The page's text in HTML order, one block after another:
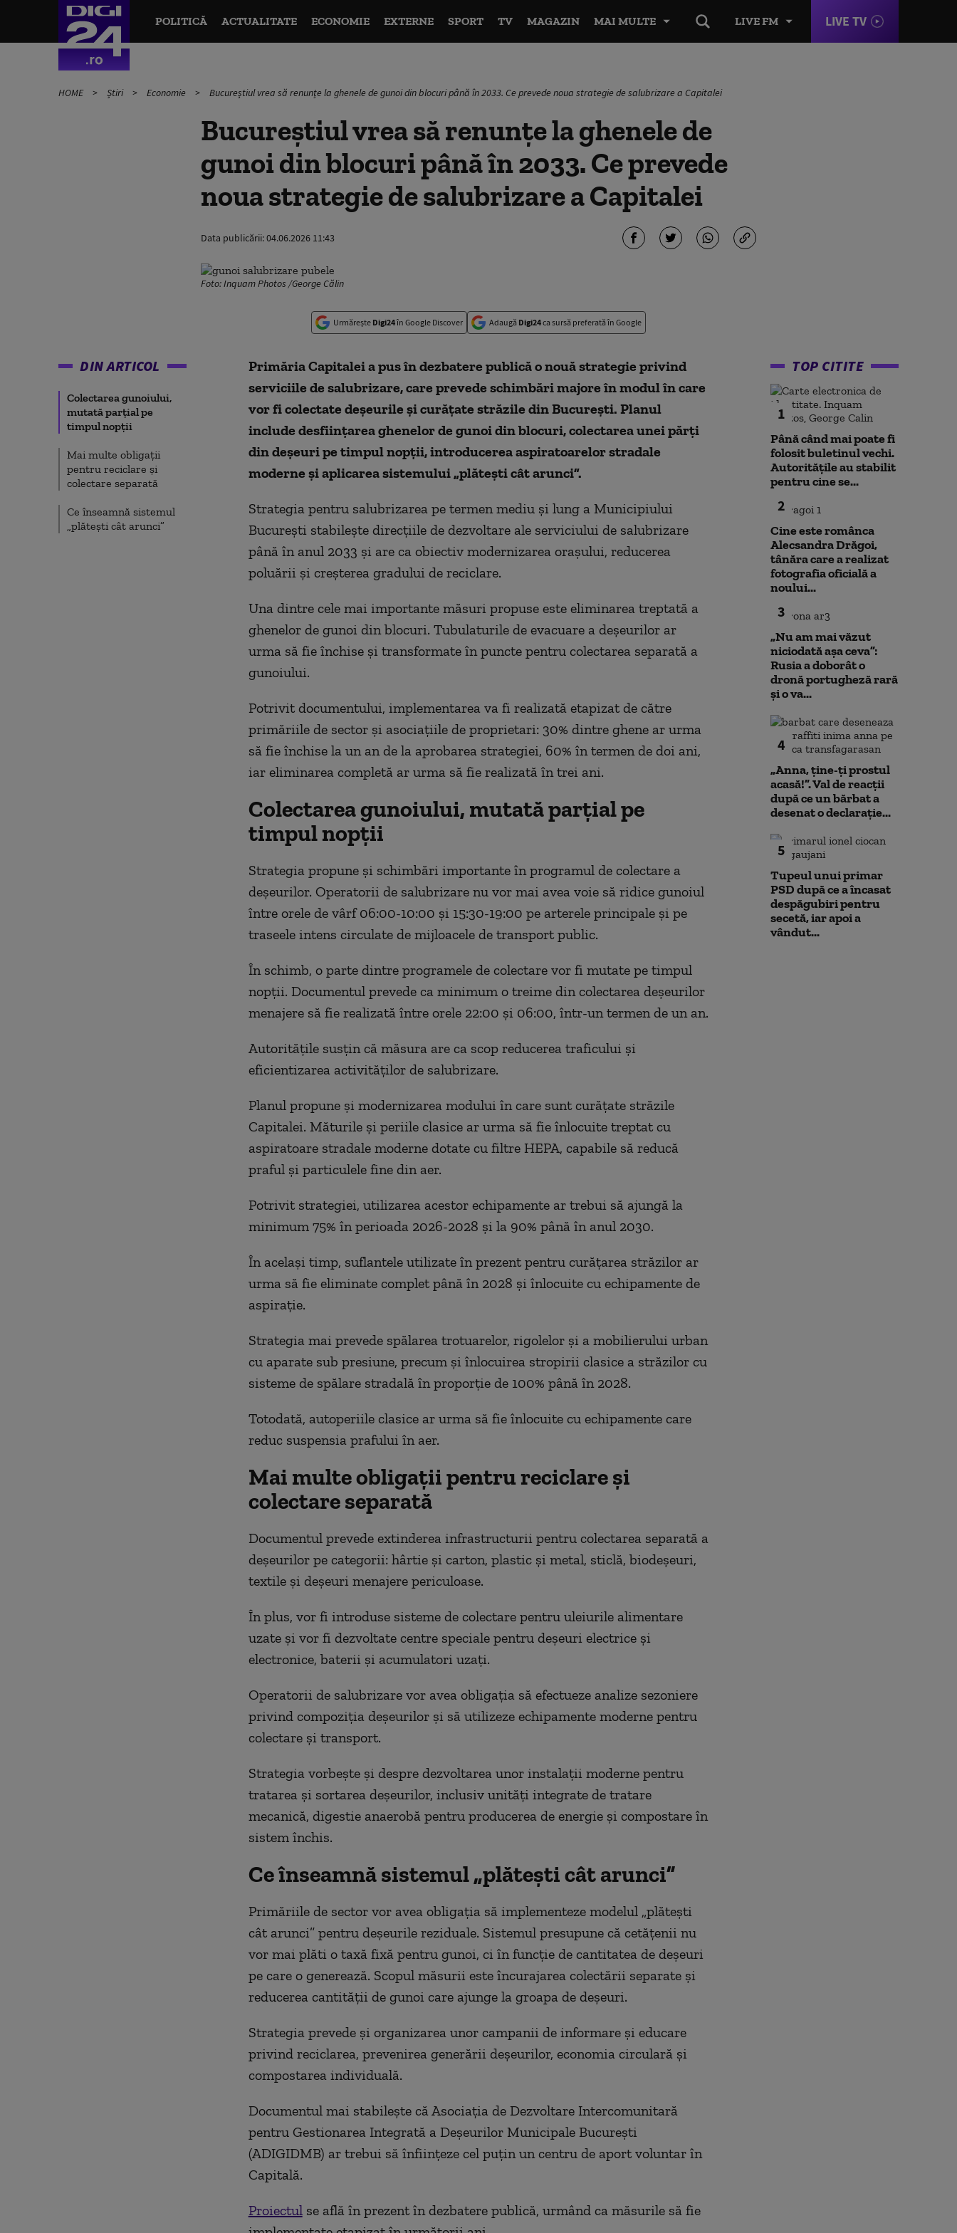
LIVE FM LIVE TV
POLITICĂ ACTUALITATE ECONOMIE EXTERNE SPORT TV MAGAZIN MAI MULTE
HOME Știri Economie Bucureștiul vrea să renunțe la ghenele de gunoi din blocuri până în 2033. Ce prevede noua strategie de salubrizare a Capitalei
Bucureștiul vrea să renunțe la ghenele de
gunoi din blocuri până în 2033. Ce prevede
noua strategie de salubrizare a Capitalei
Data publicării:04.06.2026 11:43
Foto: Inquam Photos /George Călin
Urmărește Digi24în Google Discover Adaugă Digi24ca sursă preferată în Google
DIN ARTICOL
Colectarea gunoiului,
mutată parțial pe
timpul nopții
Mai multe obligații
pentru reciclare și
colectare separată
Ce înseamnă sistemul
„plătești cât arunci”
Primăria Capitalei a pus în dezbatere publică o nouă strategie privind
serviciile de salubrizare, care prevede schimbări majore în modul în care
vor fi colectate deșeurile și curățate străzile din București. Planul
include desființarea ghenelor de gunoi din blocuri, colectarea unei părți
din deșeuri pe timpul nopții, introducerea aspiratoarelor stradale
moderne și aplicarea sistemului „plătești cât arunci”.
Strategia pentru salubrizarea pe termen mediu și lung a Municipiului
București stabilește direcțiile de dezvoltare ale serviciului de salubrizare
până în anul 2033 și are ca obiectiv modernizarea orașului, reducerea
poluării și creșterea gradului de reciclare.
Una dintre cele mai importante măsuri propuse este eliminarea treptată a
ghenelor de gunoi din blocuri. Tubulaturile de evacuare a deșeurilor ar
urma să fie închise și transformate în puncte pentru colectarea separată a
gunoiului.
Potrivit documentului, implementarea va fi realizată etapizat de către
primăriile de sector și asociațiile de proprietari: 30% dintre ghene ar urma
să fie închise la un an de la aprobarea strategiei, 60% în termen de doi ani,
iar eliminarea completă ar urma să fie realizată în trei ani.
Colectarea gunoiului, mutată parțial pe
timpul nopții
Strategia propune și schimbări importante în programul de colectare a
deșeurilor. Operatorii de salubrizare nu vor mai avea voie să ridice gunoiul
între orele de vârf 06:00-10:00 și 15:30-19:00 pe arterele principale și pe
traseele intens circulate de mijloacele de transport public.
În schimb, o parte dintre programele de colectare vor fi mutate pe timpul
nopții. Documentul prevede ca minimum o treime din colectarea deșeurilor
menajere să fie realizată între orele 22:00 și 06:00, într-un termen de un an.
Autoritățile susțin că măsura are ca scop reducerea traficului și
eficientizarea activităților de salubrizare.
Planul propune și modernizarea modului în care sunt curățate străzile
Capitalei. Măturile și periile clasice ar urma să fie înlocuite treptat cu
aspiratoare stradale moderne dotate cu filtre HEPA, capabile să reducă
praful și particulele fine din aer.
Potrivit strategiei, utilizarea acestor echipamente ar trebui să ajungă la
minimum 75% în perioada 2026-2028 și la 90% până în anul 2030.
În același timp, suflantele utilizate în prezent pentru curățarea străzilor ar
urma să fie eliminate complet până în 2028 și înlocuite cu echipamente de
aspirație.
Strategia mai prevede spălarea trotuarelor, rigolelor și a mobilierului urban
cu aparate sub presiune, precum și înlocuirea stropirii clasice a străzilor cu
sisteme de spălare stradală în proporție de 100% până în 2028.
Totodată, autoperiile clasice ar urma să fie înlocuite cu echipamente care
reduc suspensia prafului în aer.
Mai multe obligații pentru reciclare și
colectare separată
Documentul prevede extinderea infrastructurii pentru colectarea separată a
deșeurilor pe categorii: hârtie și carton, plastic și metal, sticlă, biodeșeuri,
textile și deșeuri menajere periculoase.
În plus, vor fi introduse sisteme de colectare pentru uleiurile alimentare
uzate și vor fi dezvoltate centre speciale pentru deșeuri electrice și
electronice, baterii și acumulatori uzați.
Operatorii de salubrizare vor avea obligația să efectueze analize sezoniere
privind compoziția deșeurilor și să utilizeze echipamente moderne pentru
colectare și transport.
Strategia vorbește și despre dezvoltarea unor instalații moderne pentru
tratarea și sortarea deșeurilor, inclusiv unități integrate de tratare
mecanică, digestie anaerobă pentru producerea de energie și compostare în
sistem închis.
Ce înseamnă sistemul „plătești cât arunci”
Primăriile de sector vor avea obligația să implementeze modelul „plătești
cât arunci” pentru deșeurile reziduale. Sistemul presupune că cetățenii nu
vor mai plăti o taxă fixă pentru gunoi, ci în funcție de cantitatea de deșeuri
pe care o generează. Scopul măsurii este încurajarea colectării separate și
reducerea cantității de gunoi care ajunge la groapa de deșeuri.
Strategia prevede și organizarea unor campanii de informare și educare
privind reciclarea, prevenirea generării deșeurilor, economia circulară și
compostarea individuală.
Documentul mai stabilește că Asociația de Dezvoltare Intercomunitară
pentru Gestionarea Integrată a Deșeurilor Municipale București
(ADIGIDMB) ar trebui să înființeze cel puțin un centru de aport voluntar în
Capitală.
Proiectulse află în prezent în dezbatere publică, urmând ca măsurile să fie
TOP CITITE
1
Până când mai poate fi
folosit buletinul vechi.
Autoritățile au stabilit
pentru cine se...
2
Cine este românca
Alecsandra Drăgoi,
tânăra care a realizat
fotografia oficială a
noului...
3
„Nu am mai văzut
niciodată așa ceva”:
Rusia a doborât o
dronă portugheză rară
și o va...
4
„Anna, ţine-ţi prostul
acasă!”. Val de reacții
după ce un bărbat a
desenat o declarație...
5
Tupeul unui primar
PSD după ce a încasat
despăgubiri pentru
secetă, iar apoi a
vândut...